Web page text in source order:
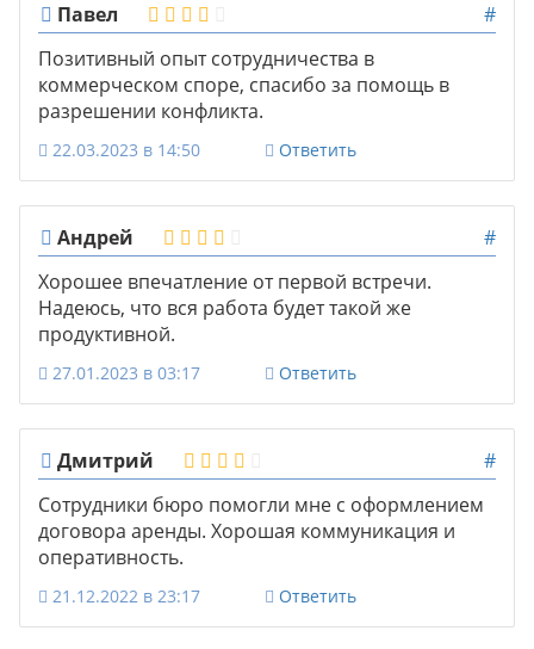
Павел
#
Позитивный опыт сотрудничества в
коммерческом споре, спасибо за помощь в
разрешении конфликта.
22.03.2023 в 14:50 Ответить
Андрей
#
Хорошее впечатление от первой встречи.
Надеюсь, что вся работа будет такой же
продуктивной.
27.01.2023 в 03:17 Ответить
Дмитрий
#
Сотрудники бюро помогли мне с оформлением
договора аренды. Хорошая коммуникация и
оперативность.
21.12.2022 в 23:17 Ответить